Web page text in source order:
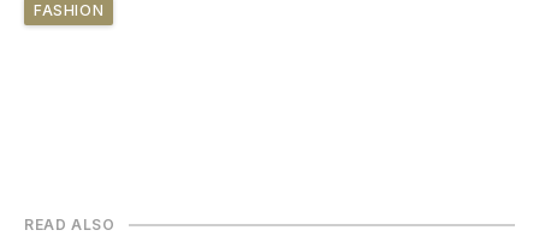
FASHION
READ ALSO